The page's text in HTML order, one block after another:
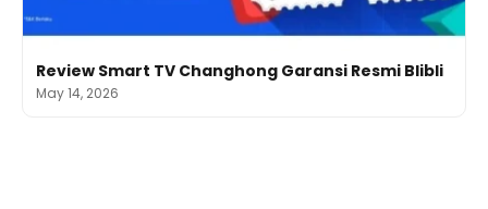
Review Smart TV Changhong Garansi Resmi Blibli
May 14, 2026